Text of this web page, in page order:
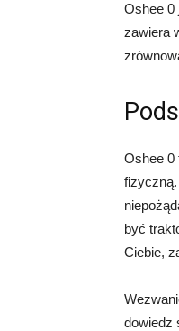
Oshee 0
zawiera
Oshee 0
być
Ciebie,
dowiedz